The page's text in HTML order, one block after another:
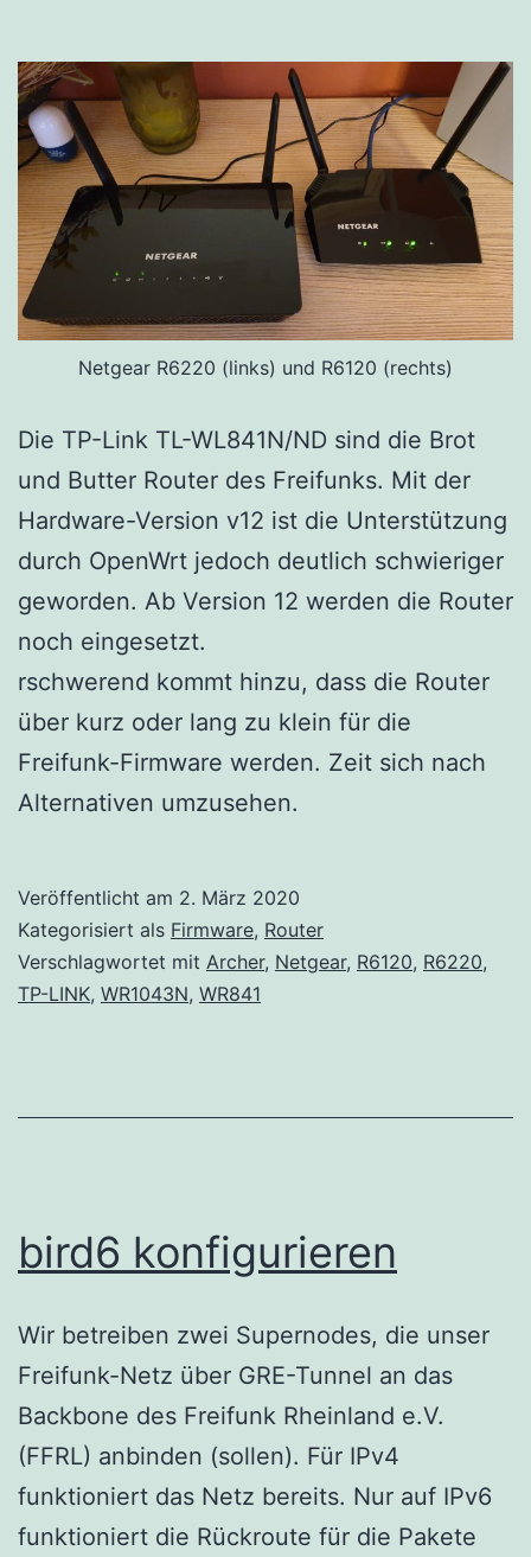
Netgear R6220 (links) und R6120 (rechts)
Die TP-Link TL-WL841N/ND sind die Brot
und Butter Router des Freifunks. Mit der
Hardware-Version v12 ist die Unterstützung
durch OpenWrt jedoch deutlich schwieriger
geworden. Ab Version 12 werden die Router
noch eingesetzt.
rschwerend kommt hinzu, dass die Router
über kurz oder lang zu klein für die
Freifunk-Firmware werden. Zeit sich nach
Alternativen umzusehen.
Veröffentlicht am 2. März 2020
Kategorisiert als Firmware, Router
Verschlagwortet mit Archer, Netgear, R6120, R6220,
TP-LINK, WR1043N, WR841
bird6 konfigurieren
Wir betreiben zwei Supernodes, die unser
Freifunk-Netz über GRE-Tunnel an das
Backbone des Freifunk Rheinland e.V.
(FFRL) anbinden (sollen). Für IPv4
funktioniert das Netz bereits. Nur auf IPv6
funktioniert die Rückroute für die Pakete